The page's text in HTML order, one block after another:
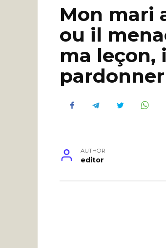
Mon mari
ou il
ma leçon,
AUTHOR
editor